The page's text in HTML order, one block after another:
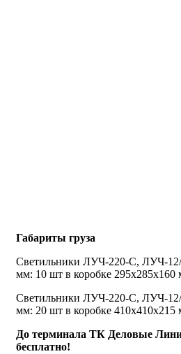
Габариты груза
Светильники ЛУЧ-220-С, ЛУЧ-
мм: 10 шт в коробке
Светильники ЛУЧ-220-С, ЛУЧ-
мм: 20 шт в коробке
До терминала ТК Деловые
бесплатно!